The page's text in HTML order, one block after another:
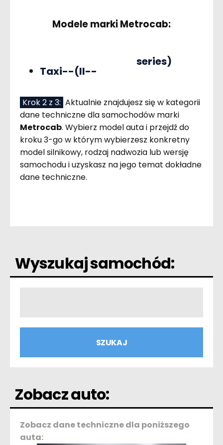
Modele marki Metrocab:
Taxi--(II--
series)
Krok 2 z 3: Aktualnie znajdujesz się w kategorii
dane techniczne dla samochodów marki
Metrocab. Wybierz model auta i przejdź do
kroku 3-go w którym wybierzesz konkretny
model silnikowy, rodzaj nadwozia lub wersję
samochodu i uzyskasz na jego temat dokładne
dane techniczne.
Wyszukaj samochód:
Zobacz auto:
Zobacz dane techniczne dla poniższego
auta: